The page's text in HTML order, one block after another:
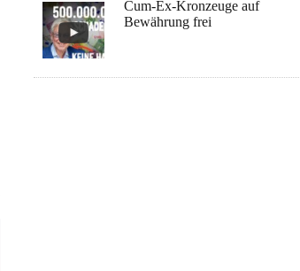
Cum-Ex-Kronzeuge auf
Bewährung frei